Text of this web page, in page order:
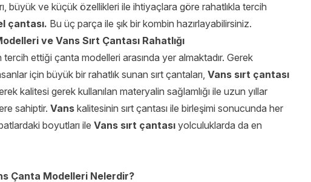
büyük ve küçük özellikleri ile ihtiyaçlara göre rahatlıkla tercih
çantası. Bu üç parça ile şık bir kombin hazırlayabilirsiniz.
ve Vans Sırt Çantası Rahatlığı
tercih ettiği çanta modelleri arasında yer almaktadır. Gerek
için büyük bir rahatlık sunan sırt çantaları, Vans sırt çantası
kalitesi gerek kullanılan materyalin sağlamlığı ile uzun yıllar
sahiptir. Vans kalitesinin sırt çantası ile birleşimi sonucunda her
boyutları ile Vans sırt çantası yolculuklarda da en
Çanta Modelleri Nelerdir?